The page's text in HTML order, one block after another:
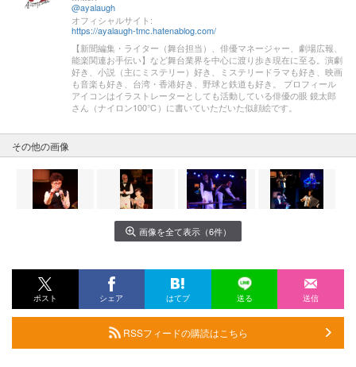
@ayalaugh
オフィシャルサイト:
https://ayalaugh-tmc.hatenablog.com/
【新聞編集・ライター（舞台担当）、俳優マネージャー、劇場広報、
能楽関連お手伝い】など舞台業界を中心に渡り歩き現在に至る。演劇
好き、小説（主にミステリー）好き、ミステリードラマも好き、映画
も音楽も好き、台湾・香港好き、野球と鉄道も好き。 プロフィール
アイコンはイラストレーターとしても活動している俳優の眼 鏡太郎
さん（ナイロン100℃）に書いていただいた似顔絵です。
その他の画像
画像を全て表示（6件）
ポスト シェア はてブ 送る 送信
RSSフィードの購読はこちら